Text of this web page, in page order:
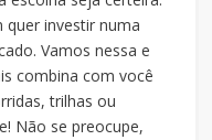
quer investir numa
Vamos nessa e
combina com você
trilhas ou
Não se preocupe,